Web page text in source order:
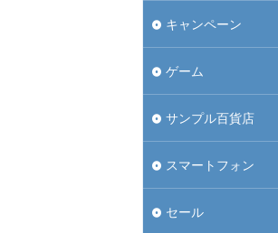
キャンペーン
ゲーム
サンプル百貨店
スマートフォン
セール